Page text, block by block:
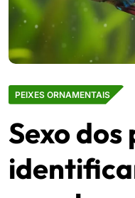
PEIXES ORNAMENTAIS
Sexo dos